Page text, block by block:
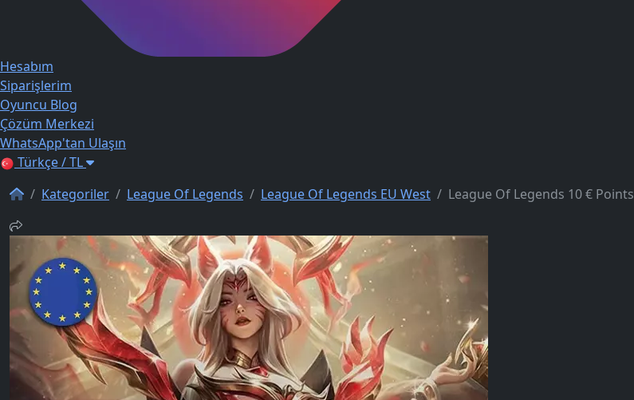
Hesabım
Siparişlerim
Oyuncu Blog
Çözüm Merkezi
WhatsApp'tan Ulaşın
Türkçe / TL
Kategoriler
League Of Legends League Of Legends EU West League Of Legends 10 € Points